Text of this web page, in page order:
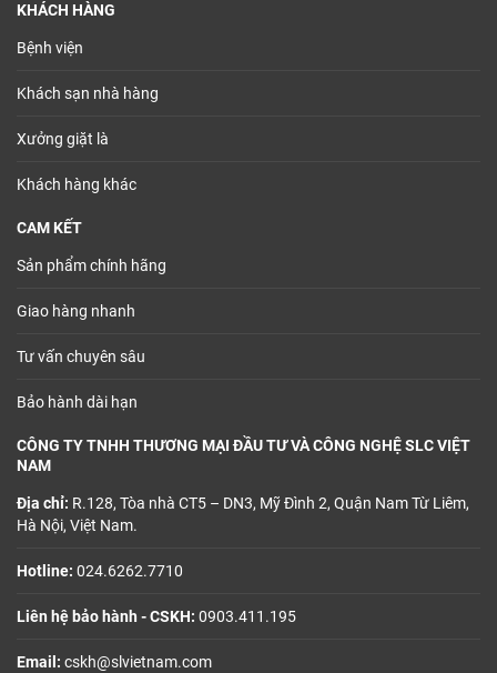
KHÁCH HÀNG
Bệnh viện
Khách sạn nhà hàng
Xưởng giặt là
Khách hàng khác
CAM KẾT
Sản phẩm chính hãng
Giao hàng nhanh
Tư vấn chuyên sâu
Bảo hành dài hạn
CÔNG TY TNHH THƯƠNG MẠI ĐẦU TƯ VÀ CÔNG NGHỆ SLC VIỆT
NAM
Địa chỉ: R.128, Tòa nhà CT5 – DN3, Mỹ Đình 2, Quận Nam Từ Liêm,
Hà Nội, Việt Nam.
Hotline: 024.6262.7710
Liên hệ bảo hành - CSKH: 0903.411.195
Email: cskh@slvietnam.com